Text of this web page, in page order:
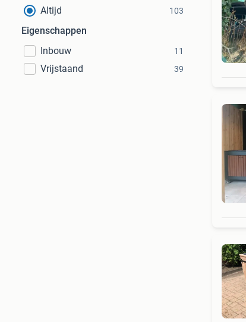
Altijd 103
Eigenschappen
Inbouw
11
Vrijstaand 39